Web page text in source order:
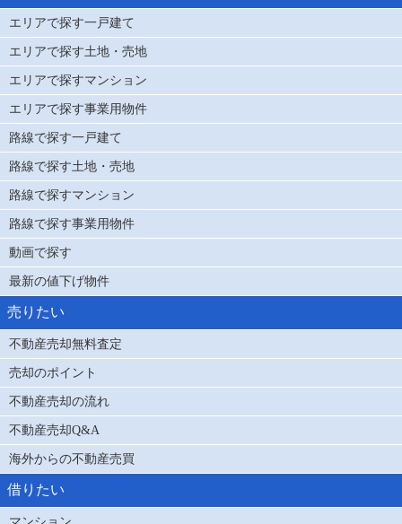
エリアで探す一戸建て
エリアで探す土地・売地
エリアで探すマンション
エリアで探す事業用物件
路線で探す一戸建て
路線で探す土地・売地
路線で探すマンション
路線で探す事業用物件
動画で探す
最新の値下げ物件
売りたい
不動産売却無料査定
売却のポイント
不動産売却の流れ
不動産売却Q&A
海外からの不動産売買
借りたい